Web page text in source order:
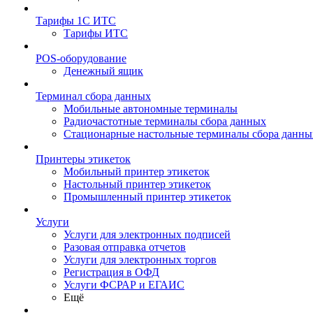
Тарифы 1С ИТС
Тарифы ИТС
POS-оборудование
Денежный ящик
Терминал сбора данных
Мобильные автономные терминалы
Радиочастотные терминалы сбора данных
Стационарные настольные терминалы сбора
Принтеры этикеток
Мобильный принтер этикеток
Настольный принтер этикеток
Промышленный принтер этикеток
Услуги
Услуги для электронных подписей
Разовая отправка отчетов
Услуги для электронных торгов
Регистрация в ОФД
Услуги ФСРАР и ЕГАИС
Ещё